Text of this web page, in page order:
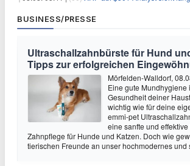
BUSINESS/PRESSE
Ultraschallzahnbürste für Hund
Tipps zur erfolgreichen
Mörfelden-Walldorf,
Eine gute Mundhygiene
Gesundheit deiner
wichtig wie für deine
emmi-pet
eine sanfte und
Zahnpflege für Hunde und Katzen. Doch wie
tierischen Freunde an unser hochmodernes und